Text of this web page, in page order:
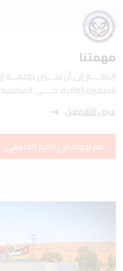
مهمتنا
التطلــــع إلى أن تكـــون جامعـــة
المتميزة القادرة علــــى
عرض التفاصيل
قم بجولة في الحرم الجامعي